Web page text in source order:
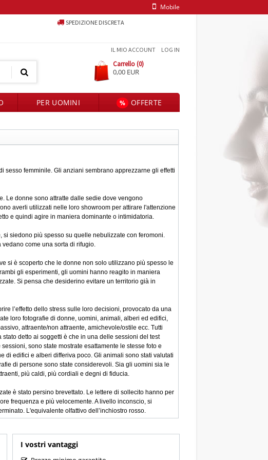
Mobile
SPEDIZIONE DISCRETA
LOG IN
IL MIO ACCOUNT
Carrello (0)
0,00 EUR
PER UOMINI %
OFFERTE
sesso femminile. Gli anziani sembrano apprezzarne gli effetti
Le donne sono attratte dalle sedie dove vengono
averli utilizzati nelle loro showroom per attirare l'attenzione
e quindi agire in maniera dominante o intimidatoria.
siedono più spesso su quelle nebulizzate con feromoni.
come una sorta di rifugio.
si è scoperto che le donne non solo utilizzano più spesso le
gli esperimenti, gli uomini hanno reagito in maniera
Si pensa che desiderino evitare un territorio già in
l’effetto dello stress sulle loro decisioni, provocato da una
loro fotografie di donne, uomini, animali, alberi ed edifici,
attraente/non attraente, amichevole/ostile ecc. Tutti
detto ai soggetti è che in una delle sessioni del test
sono state mostrate esattamente le stesse foto e
di edifici e alberi differiva poco. Gli animali sono stati valutati
di persone sono state considerevoli. Sia gli uomini sia le
più caldi, più cordiali e degni di fiducia.
è stato persino brevettato. Le lettere di sollecito hanno per
frequenza e più velocemente. A livello inconscio, si
L'equivalente olfattivo dell’inchiostro rosso.
I vostri vantaggi